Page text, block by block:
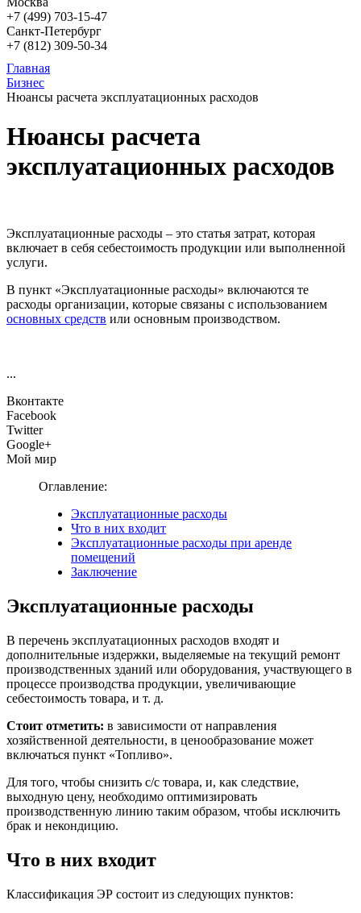
+7 (499) 703-15-47
Санкт-Петербург
+7 (812) 309-50-34
Главная
Бизнес
Нюансы расчета эксплуатационных расходов
Нюансы расчета
эксплуатационных расходов
Эксплуатационные расходы – это статья затрат, которая
включает в себя себестоимость продукции или выполненной
услуги.
В пункт «Эксплуатационные расходы» включаются те
расходы организации, которые связаны с использованием
основных средств или основным производством.
...
Вконтакте
Facebook
Twitter
Google+
Мой мир
Оглавление:
Эксплуатационные расходы
Что в них входит
Эксплуатационные расходы при аренде
помещений
Заключение
Эксплуатационные расходы
В перечень эксплуатационных расходов входят и
дополнительные издержки, выделяемые на текущий ремонт
производственных зданий или оборудования, участвующего в
процессе производства продукции, увеличивающие
себестоимость товара, и т. д.
Стоит отметить: в зависимости от направления
хозяйственной деятельности, в ценообразование может
включаться пункт «Топливо».
Для того, чтобы снизить с/с товара, и, как следствие,
выходную цену, необходимо оптимизировать
производственную линию таким образом, чтобы исключить
брак и некондицию.
Что в них входит
Классификация ЭР состоит из следующих пунктов: